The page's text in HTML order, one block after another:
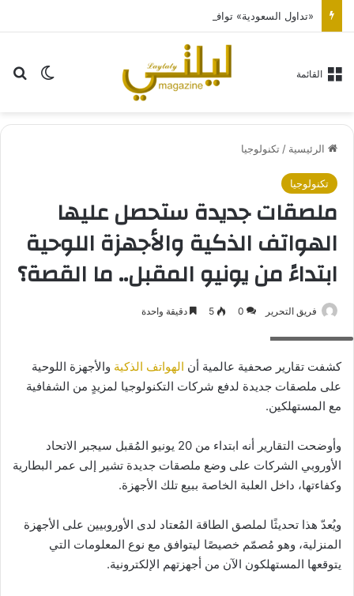
الوضع القائمة
الرئيسية /تكنولوجيا
تكنولوجيا
ملصقات جديدة ستحصل عليها
الهواتف الذكية والأجهزة اللوحية
ابتداءً من يونيو المقبل.. ما القصة؟
فريق التحرير 0
5 دقيقة واحدة
كشفت تقارير صحفية عالمية أن الهواتف الذكية والأجهزة اللوحية
على ملصقات جديدة لدفع شركات التكنولوجيا لمزيدٍ من الشفافية
مع المستهلكين.
وأوضحت التقارير أنه ابتداء من 20 يونيو المُقبل سيجبر الاتحاد
الأوروبي الشركات على وضع ملصقات جديدة تشير إلى عمر البطارية
وكفاءتها، داخل العلبة الخاصة ببيع تلك الأجهزة.
ويُعدّ هذا تحديثًا لملصق الطاقة المُعتاد لدى الأوروبيين على الأجهزة
المنزلية، وهو مُصمّم خصيصًا ليتوافق مع نوع المعلومات التي
يتوقعها المستهلكون الآن من أجهزتهم الإلكترونية.